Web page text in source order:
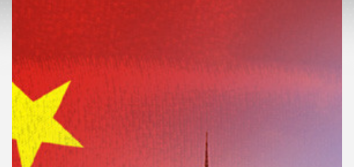
สต์
แนะนำ
เพล
ย์